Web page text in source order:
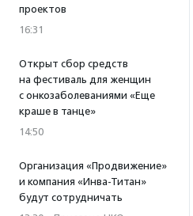
проектов
16:31
Открыт сбор средств
на фестиваль для женщин
с онкозаболеваниями «Еще
краше в танце»
14:50
Организация «Продвижение»
и компания «Инва-Титан»
будут сотрудничать